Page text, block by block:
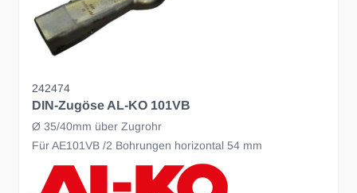
242474
DIN-Zugöse AL-KO 101VB
Ø 35/40mm über Zugrohr
Für AE101VB /2 Bohrungen horizontal 54 mm